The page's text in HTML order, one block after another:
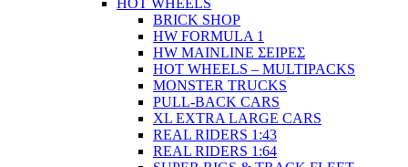
HOT WHEELS
BRICK SHOP
HW FORMULA 1
HW MAINLINE ΣΕΙΡΕΣ
HOT WHEELS – MULTIPACKS
MONSTER TRUCKS
PULL-BACK CARS
XL EXTRA LARGE CARS
REAL RIDERS 1:43
REAL RIDERS 1:64